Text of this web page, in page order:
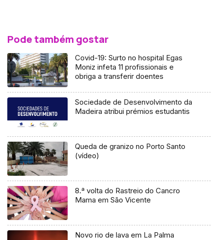
Pode também gostar
Covid-19: Surto no hospital Egas
Moniz infeta 11 profissionais e
obriga a transferir doentes
Sociedade de Desenvolvimento da
Madeira atribui prémios estudantis
Queda de granizo no Porto Santo
(vídeo)
8.ª volta do Rastreio do Cancro
Mama em São Vicente
Novo rio de lava em La Palma